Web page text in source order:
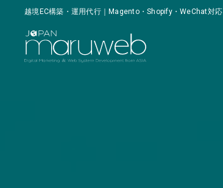
越境EC構築・運用代行｜Magento・Shopify・WeChat対応